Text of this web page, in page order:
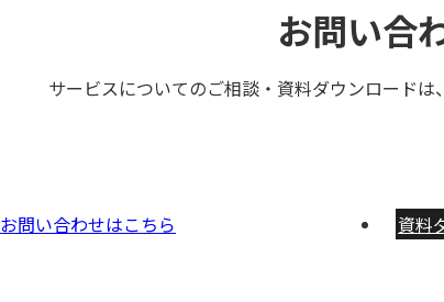
お問い合
サービスについてのご相談・資料ダウンロードは
お問い合わせはこちら 資料